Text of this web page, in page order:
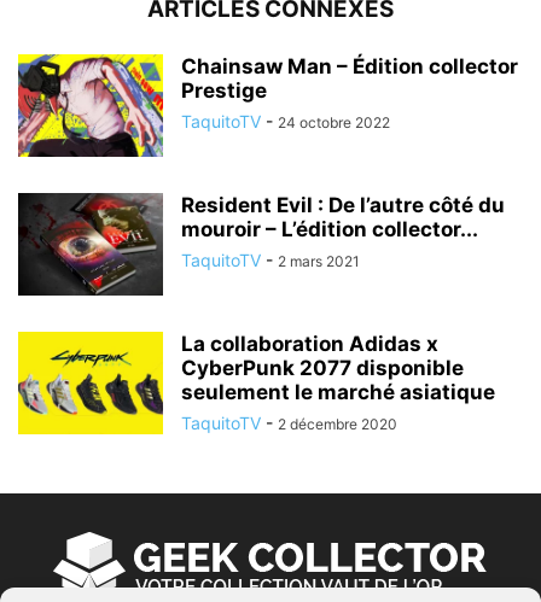
ARTICLES CONNEXES
Chainsaw Man – Édition collector
Prestige
TaquitoTV - 24 octobre 2022
Resident Evil : De l’autre côté du
mouroir – L’édition collector...
TaquitoTV - 2 mars 2021
La collaboration Adidas x
CyberPunk 2077 disponible
seulement le marché asiatique
TaquitoTV - 2 décembre 2020